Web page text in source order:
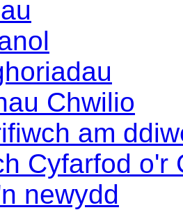
Chwilio
am
Cyfarfod o'r
newydd